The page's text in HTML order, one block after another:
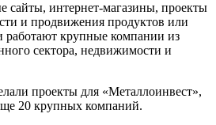
сайты, интернет-магазины, проекты
и продвижения продуктов или
работают крупные компании из
сектора, недвижимости и
проекты для «Металлоинвест»,
20 крупных компаний.